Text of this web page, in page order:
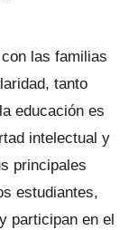
las familias
tanto
educación es
intelectual y
principales
estudiantes,
participan en el